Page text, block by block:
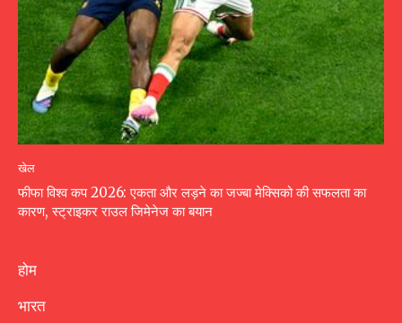
खेल
फीफा विश्व कप 2026: एकता और लड़ने का जज्बा मेक्सिको की सफलता का
कारण, स्ट्राइकर राउल जिमेनेज का बयान
होम
भारत